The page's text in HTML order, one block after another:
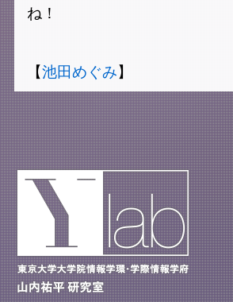
ね！
【池田めぐみ】